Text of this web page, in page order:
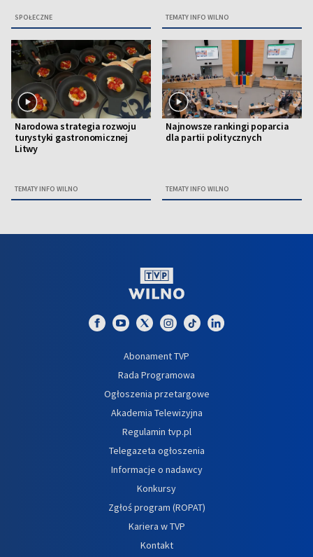
SPOŁECZNE TEMATY INFO WILNO
Narodowa strategia rozwoju
turystyki gastronomicznej
Litwy
TEMATY INFO WILNO
Najnowsze rankingi poparcia
dla partii politycznych
TEMATY INFO WILNO
Abonament TVP
Rada Programowa
Ogłoszenia przetargowe
Akademia Telewizyjna
Regulamin tvp.pl
Telegazeta ogłoszenia
Informacje o nadawcy
Konkursy
Zgłoś program (ROPAT)
Kariera w TVP
Kontakt